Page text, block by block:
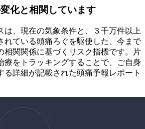
化と相関しています
は、現在の気象条件と、３千万件以上
れている頭痛ろぐを駆使した、今まで
相関関係に基づくリスク指標です。片
療をトラッキングすることで、ご自身
る詳細が記載された頭痛予報レポート